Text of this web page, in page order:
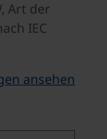
Art der
IEC
ansehen